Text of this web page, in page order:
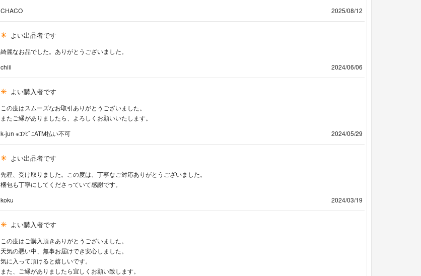
CHACO
2025/08/12
よい出品者です
綺麗なお品でした。ありがとうございました。
chiii
2024/06/06
よい購入者です
この度はスムーズなお取引ありがとうございました。
またご縁がありましたら、よろしくお願いいたします。
k-jun ※ｺﾝﾋﾞﾆATM払い不可
2024/05/29
よい出品者です
先程、受け取りました。この度は、丁寧なご対応ありがとうございました。
梱包も丁寧にしてくださっていて感謝です。
koku
2024/03/19
よい購入者です
この度はご購入頂きありがとうございました。
天気の悪い中、無事お届けでき安心しました。
気に入って頂けると嬉しいです。
また、ご縁がありましたら宜しくお願い致します。